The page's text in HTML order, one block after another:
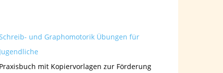
und Graphomotorik Übungen für
Jugendliche
Praxisbuch mit Kopiervorlagen zur Förderung